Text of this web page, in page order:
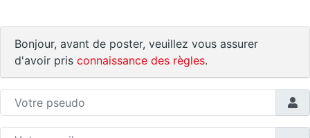
Bonjour, avant de poster, veuillez vous assurer
d'avoir pris connaissance des règles.